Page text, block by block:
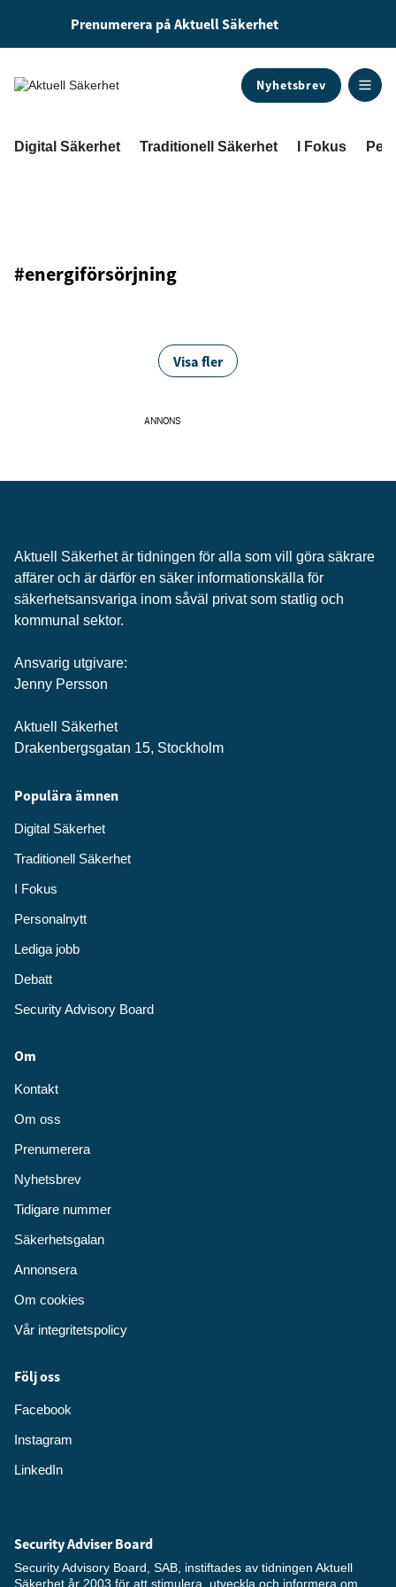
Prenumerera på Aktuell Säkerhet
Nyhetsbrev
Digital Säkerhet Traditionell Säkerhet I Fokus
#energiförsörjning
Visa fler
ANNONS
Aktuell Säkerhet är tidningen för alla som vill göra säkrare
affärer och är därför en säker informationskälla för
säkerhets­ansvariga inom såväl privat som statlig och
kommunal sektor.
Ansvarig utgivare:
Jenny Persson
Aktuell Säkerhet
Drakenbergsgatan 15, Stockholm
Populära ämnen
Digital Säkerhet
Traditionell Säkerhet
I Fokus
Personalnytt
Lediga jobb
Debatt
Security Advisory Board
Om
Kontakt
Om oss
Prenumerera
Nyhetsbrev
Tidigare nummer
Säkerhetsgalan
Annonsera
Om cookies
Vår integritetspolicy
Följ oss
Facebook
Instagram
LinkedIn
Security Adviser Board
Security Advisory Board, SAB, instiftades av tidningen Aktuell
Säkerhet år 2003 för att stimulera, utveckla och informera om